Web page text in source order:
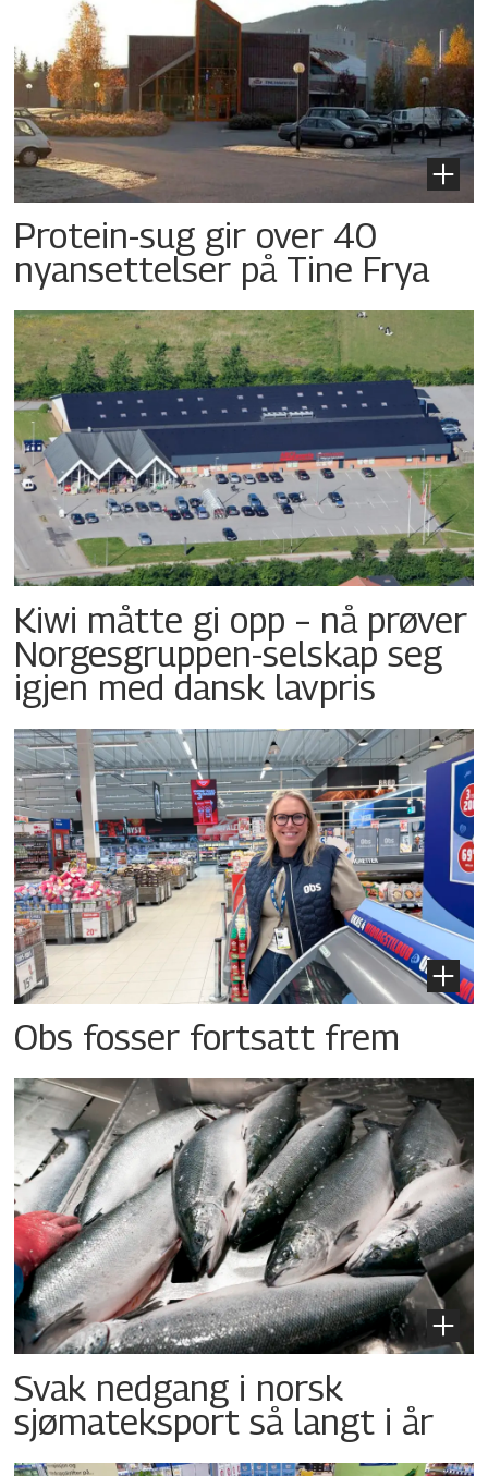
Protein-sug gir over 40
nyansettelser på Tine Frya
Kiwi måtte gi opp – nå prøver
Norgesgruppen-selskap seg
igjen med dansk lavpris
Obs fosser fortsatt frem
Svak nedgang i norsk
sjømateksport så langt i år